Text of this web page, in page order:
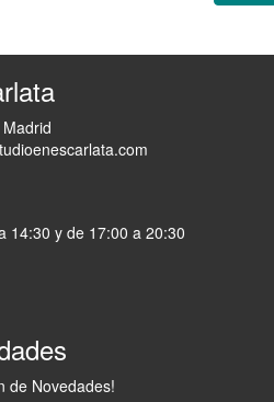
14:30 y de 17:00 a 20:30
de Novedades!